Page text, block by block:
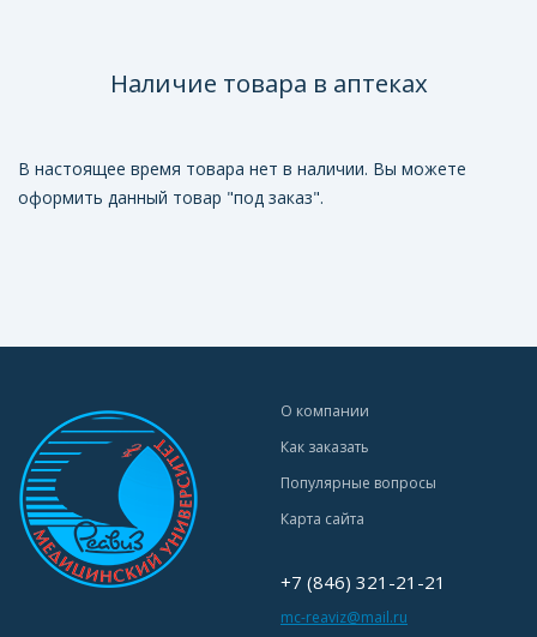
Наличие товара в аптеках
В настоящее время товара нет в наличии. Вы можете
оформить данный товар "под заказ".
О компании
Как заказать
Популярные вопросы
Карта сайта
+7 (846) 321-21-21
mc-reaviz@mail.ru